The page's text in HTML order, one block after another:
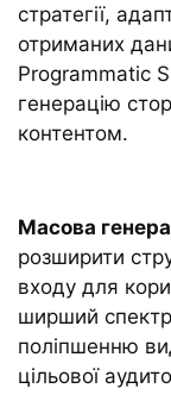
стратегії,
отриманих
Programmatic
генерацію
контентом.
Масова
розширити
входу для
ширший
поліпшенню
цільової